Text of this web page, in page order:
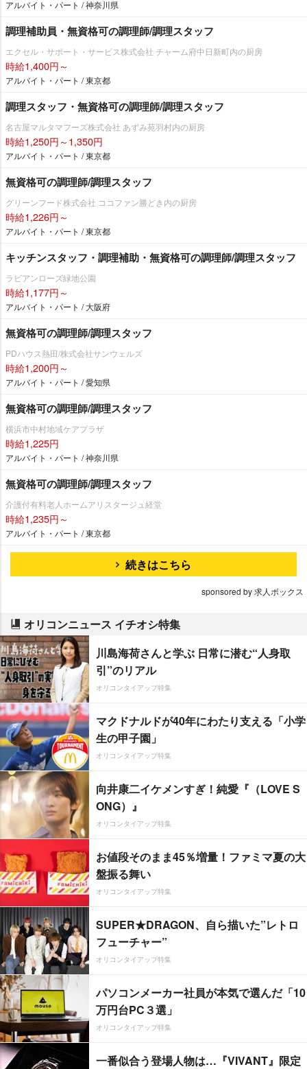
アルバイト・パート / 神奈川県
調理補助員・無資格可の調理師/調理スタッフ
エクセル・サポート・サービス株式会社 チャーム府中日新町内の厨房
時給1,400円～
アルバイト・パート / 東京都
調理スタッフ・無資格可の調理師/調理スタッフ
名古屋マルタマフーズ株式会社 あずみ苑羽村内の厨房
時給1,250円～1,350円
アルバイト・パート / 東京都
無資格可の調理師/調理スタッフ
グリーンフード株式会社 ココファン勝どき内の厨房
時給1,226円～
アルバイト・パート / 東京都
キッチンスタッフ・調理補助・無資格可の調理師/調理スタッフ
ラビアンローズ緑地公園
時給1,177円～
アルバイト・パート / 大阪府
無資格可の調理師/調理スタッフ
PDハウス熱田/株式会社サンウェルズ
時給1,200円～
アルバイト・パート / 愛知県
無資格可の調理師/調理スタッフ
横浜市中村地域ケアプラザ
時給1,225円
アルバイト・パート / 神奈川県
無資格可の調理師/調理スタッフ
介護付有料老人ホームアリスタージュ経堂
時給1,235円～
アルバイト・パート / 東京都
続きはこちら
sponsored by 求人ボックス
オリコンニュース イチオシ特集
川島海荷さんと学ぶ 日常に潜む“人身取
引”のリアル
オリコンタイアップ特集
マクドナルドが40年にわたり支える「小学
生の甲子園」
オリコンタイアップ特集
向井康二イケメンすぎ！純愛『（LOVE S
ONG）』
オリコンタイアップ特集
お値段そのまま45％増量！ファミマ夏の大
盤振る舞い
オリコンタイアップ特集
SUPER★DRAGON、自ら描いた”レトロ
フューチャー”
オリコンタイアップ特集
パソコンメーカー社員が本気で選んだ「10
万円台PC３選」
オリコンタイアップ特集
一番似合う登場人物は…『VIVANT』限定